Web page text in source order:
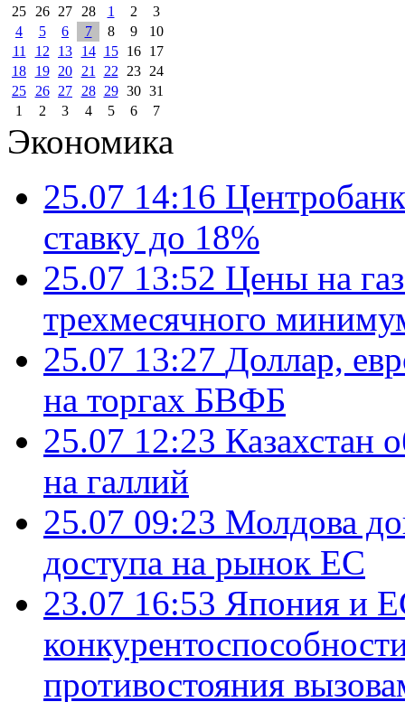
25
26 27 28 1 2
3
4
5 6 7 8 9
10
11
12 13 14 15 16
17
18
19 20 21 22 23
24
25
26 27 28 29 30 31
1
2 3 4 5 6 7
Экономика
25.07 14:16
ставку до 18%
25.07 13:52 Цены на
трехмесячного
25.07 13:27 Доллар,
на торгах БВФБ
25.07 12:23 Казахстан
на галлий
25.07 09:23 Молдова
доступа на рынок ЕС
23.07 16:53 Япония и
противостояния